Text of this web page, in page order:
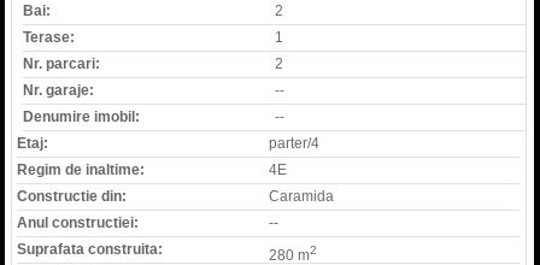
Bai:
2
Terase:
1
Nr. parcari:
2
Nr. garaje:
--
Denumire imobil:
--
Etaj:
parter/4
Regim de inaltime:
4E
Constructie din:
Caramida
Anul constructiei:
--
Suprafata construita:
280 m2